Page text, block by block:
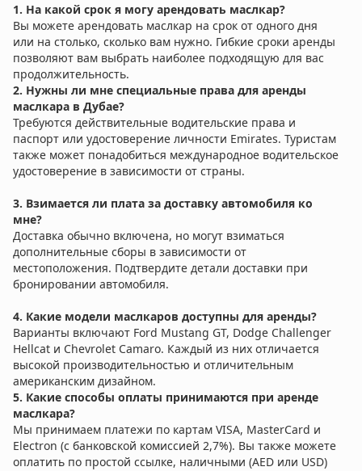
1. На какой срок я могу арендовать маслкар?
Вы можете арендовать маслкар на срок от одного дня
или на столько, сколько вам нужно. Гибкие сроки аренды
позволяют вам выбрать наиболее подходящую для вас
продолжительность.
2. Нужны ли мне специальные права для аренды
маслкара в Дубае?
Требуются действительные водительские права и
паспорт или удостоверение личности Emirates. Туристам
также может понадобиться международное водительское
удостоверение в зависимости от страны.
3. Взимается ли плата за доставку автомобиля ко
мне?
Доставка обычно включена, но могут взиматься
дополнительные сборы в зависимости от
местоположения. Подтвердите детали доставки при
бронировании автомобиля.
4. Какие модели маслкаров доступны для аренды?
Варианты включают Ford Mustang GT, Dodge Challenger
Hellcat и Chevrolet Camaro. Каждый из них отличается
высокой производительностью и отличительным
американским дизайном.
5. Какие способы оплаты принимаются при аренде
маслкара?
Мы принимаем платежи по картам VISA, MasterCard и
Electron (с банковской комиссией 2,7%). Вы также можете
оплатить по простой ссылке, наличными (AED или USD)